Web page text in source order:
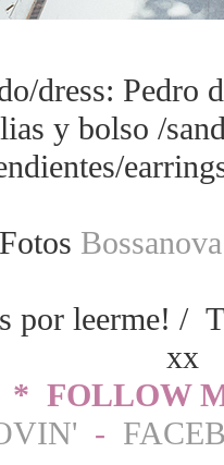
dress: Pedro
y bolso /
Fotos
por leerme! /
xx
* FOLLOW
-